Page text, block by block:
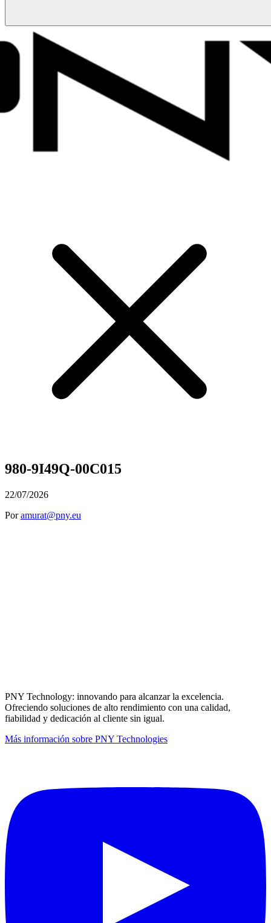
980-9I49Q-00C015
22/07/2026
Por amurat@pny.eu
PNY Technology: innovando para alcanzar la excelencia.
Ofreciendo soluciones de alto rendimiento con una calidad,
fiabilidad y dedicación al cliente sin igual.
Más información sobre PNY Technologies